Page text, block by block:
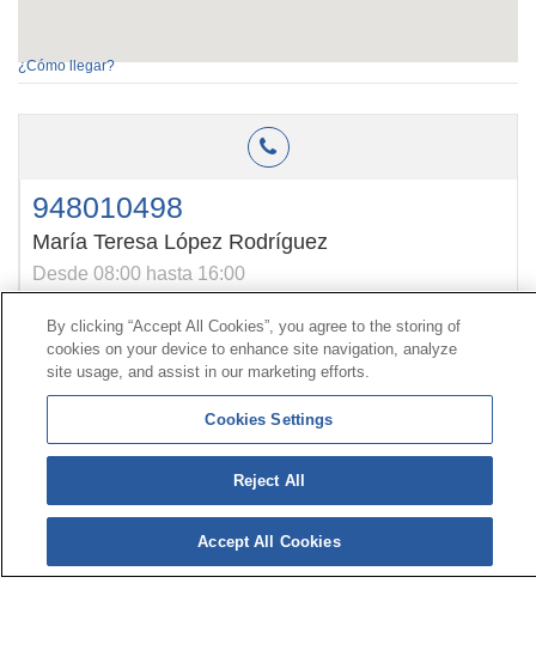
¿Cómo llegar?
948010498
María Teresa López Rodríguez
Desde 08:00 hasta 16:00
Contact|Profile of the contractor|Claims
Line Universal 900 203 203
Private Area Special Benefits
|Private Area Health
© Mutua Universal 2026| Site map
Data protection Policy | Politics of cookies
Follow us on:
By clicking “Accept All Cookies”, you agree to the storing of
cookies on your device to enhance site navigation, analyze
site usage, and assist in our marketing efforts.
Cookies Settings
Reject All
Accept All Cookies